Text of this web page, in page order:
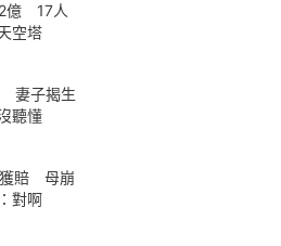
億 17人
空塔
妻子揭生
聽懂
獲賠 母崩
對啊